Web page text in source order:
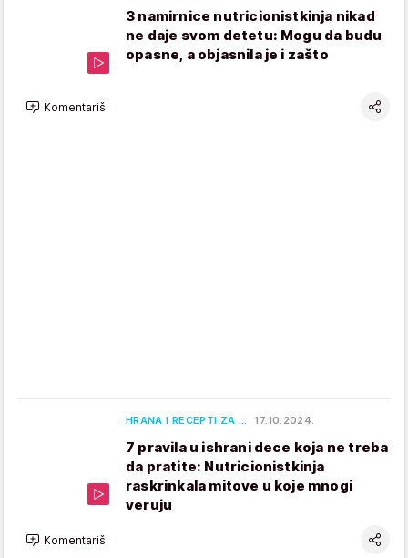
3 namirnice nutricionistkinja nikad
ne daje svom detetu: Mogu da budu
opasne, a objasnila je i zašto
Komentariši
HRANA I RECEPTI ZA … 17.10.2024.
7 pravila u ishrani dece koja ne treba
da pratite: Nutricionistkinja
raskrinkala mitove u koje mnogi
veruju
Komentariši